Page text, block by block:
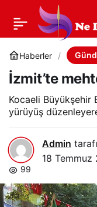
Haberler
İzmit’te
Kocaeli Büyükşehir
yürüyüş
Admin
18 Temmuz
99
İzmit’te mehter
coşkusu